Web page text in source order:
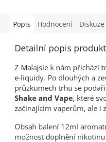
Popis Hodnocení Diskuze
Detailní popis
Z Malajsie k nám přichází
e-liquidy. Po dlouhých a
průzkumech trhu se
Shake and Vape, které
začínajícím vaperům, ale i
Obsah balení 12ml
možnost doplnění nikotinu